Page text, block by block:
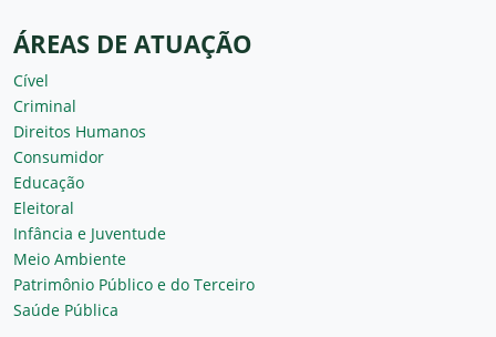
ÁREAS DE ATUAÇÃO
Cível
Criminal
Direitos Humanos
Consumidor
Educação
Eleitoral
Infância e Juventude
Meio Ambiente
Patrimônio Público e do Terceiro
Saúde Pública